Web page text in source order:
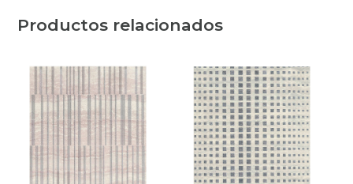
Productos relacionados